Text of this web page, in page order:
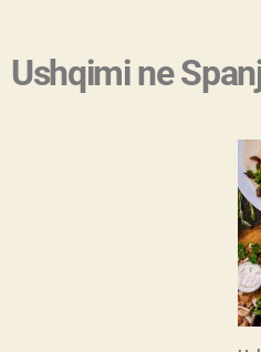
Ushqimi ne